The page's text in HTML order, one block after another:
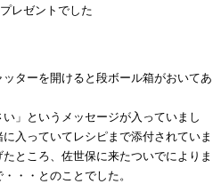
レゼントでした
ターを開けると段ボール箱がおいてあ
い」というメッセージが入っていまし
入っていてレシピまで添付されていま
ところ、佐世保に来たついでによりま
・・とのことでした。